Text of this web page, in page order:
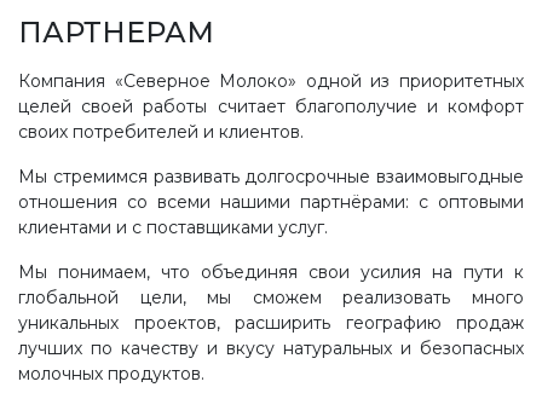
ПАРТНЕРАМ
Компания «Северное Молоко» одной из приоритетных
целей своей работы считает благополучие и комфорт
своих потребителей и клиентов.
Мы стремимся развивать долгосрочные взаимовыгодные
отношения со всеми нашими партнёрами: с оптовыми
клиентами и с поставщиками услуг.
Мы понимаем, что объединяя свои усилия на пути к
глобальной цели, мы сможем реализовать много
уникальных проектов, расширить географию продаж
лучших по качеству и вкусу натуральных и безопасных
молочных продуктов.